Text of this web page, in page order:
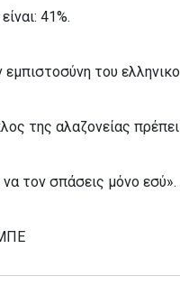
41%.
εμπιστοσύνη του
της αλαζονείας
να τον σπάσεις μόνο εσύ».